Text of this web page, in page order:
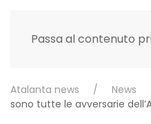
Passa al contenuto
Atalanta news News
sono tutte le avversarie